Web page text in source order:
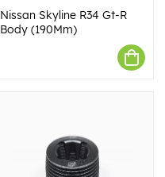
Nissan Skyline R34 Gt-R
Body (190Mm)